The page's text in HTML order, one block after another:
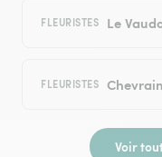
FLEURISTES Le
FLEURISTES
Voir